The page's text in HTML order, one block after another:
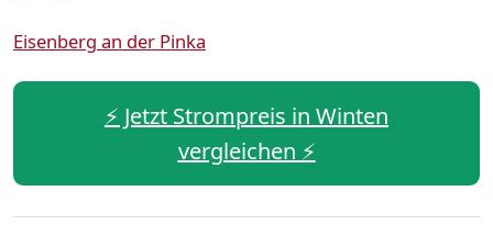
Eisenberg an der Pinka
⚡️ Jetzt Strompreis in Winten
vergleichen ⚡️